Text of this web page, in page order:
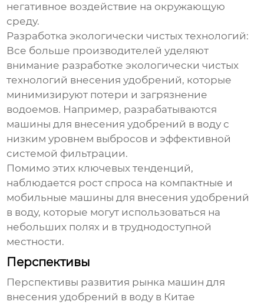
негативное воздействие на окружающую
среду.
Разработка экологически чистых технологий:
Все больше производителей уделяют
внимание разработке экологически чистых
технологий внесения удобрений, которые
минимизируют потери и загрязнение
водоемов. Например, разрабатываются
машины для внесения удобрений в воду с
низким уровнем выбросов и эффективной
системой фильтрации.
Помимо этих ключевых тенденций,
наблюдается рост спроса на компактные и
мобильные машины для внесения удобрений
в воду, которые могут использоваться на
небольших полях и в труднодоступной
местности.
Перспективы
Перспективы развития рынка машин для
внесения удобрений в воду в Китае